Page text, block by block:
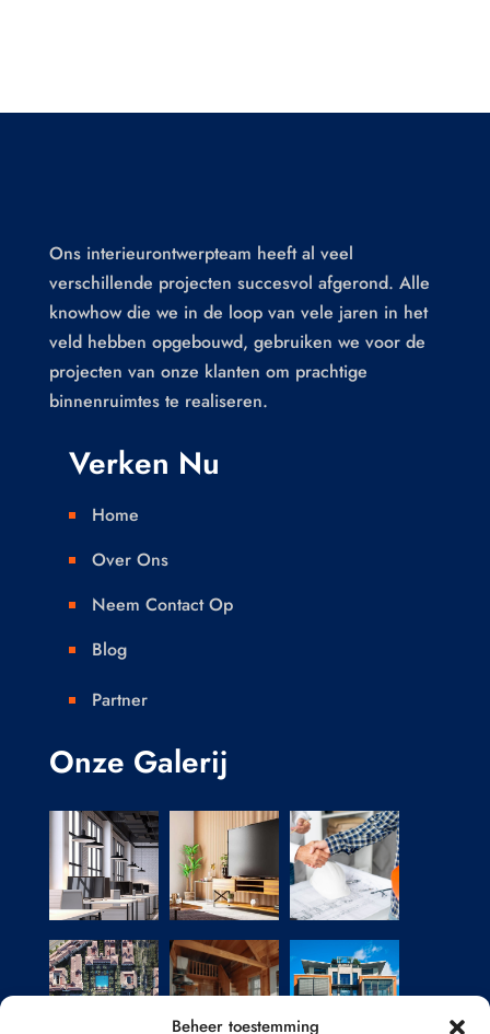
Beheer toestemming
Ons interieurontwerpteam heeft al veel
verschillende projecten succesvol afgerond. Alle
knowhow die we in de loop van vele jaren in het
veld hebben opgebouwd, gebruiken we voor de
projecten van onze klanten om prachtige
binnenruimtes te realiseren.
Verken Nu
Home
Over Ons
Neem Contact Op
Blog
Partner
Onze Galerij